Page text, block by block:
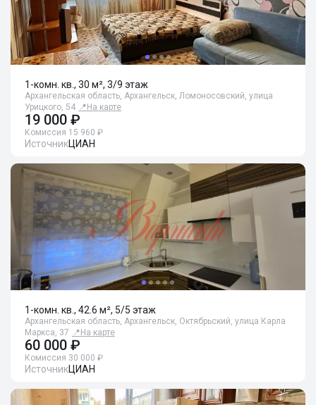
1-комн. кв., 30 м², 3/9 этаж
Архангельская область, Архангельск, Ломоносовский, улица
Урицкого, 54 📍 На карте
19 000 ₽
Комиссия 15 960 ₽
ИсточникЦИАН
1-комн. кв., 42.6 м², 5/5 этаж
Архангельская область, Архангельск, Октябрьский, улица Карла
Маркса, 37 📍 На карте
60 000 ₽
Комиссия 30 000 ₽
ИсточникЦИАН